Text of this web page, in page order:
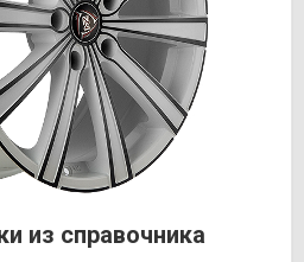
из справочника